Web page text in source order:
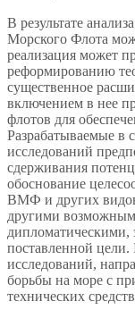
В результате
Морского Флота
реализация может
реформированию
существенное
включением в нее
флотов для
Разрабатываемые в
исследований
сдерживания
обоснование
ВМФ и других
другими
дипломатическими,
поставленной
исследований,
борьбы на море с
технических